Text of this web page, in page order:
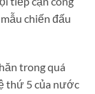
chiến đấu
trong quá
thứ 5 của nước